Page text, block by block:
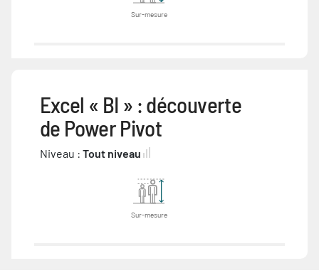
Sur-mesure
Excel « BI » : découverte
de Power Pivot
Niveau : Tout niveau
Sur-mesure